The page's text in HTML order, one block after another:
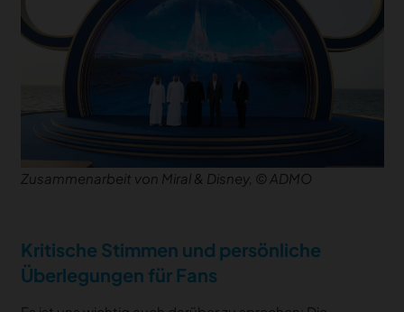
Zusammenarbeit von Miral & Disney, © ADMO
Kritische Stimmen und persönliche
Überlegungen für Fans